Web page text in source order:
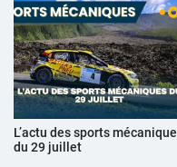
L’actu des sports
du 29 juillet